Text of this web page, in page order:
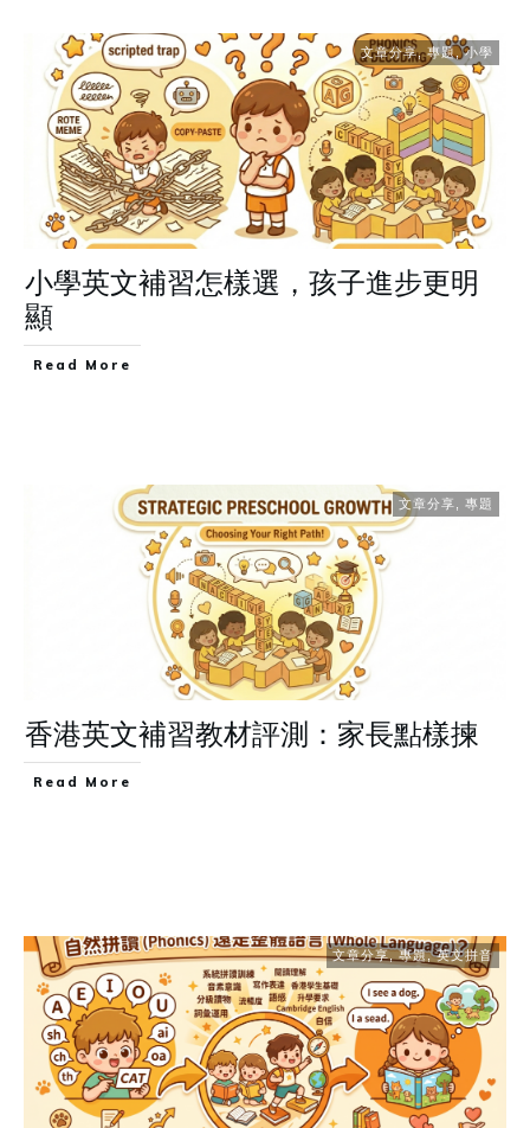
文章分享,專題 ,小學
小學英文補習怎樣選，孩子進步更明
顯
Read More
文章分享 專題
香港英文補習教材評測：家長點樣揀
Read More
文章分享,專題,英文拼音